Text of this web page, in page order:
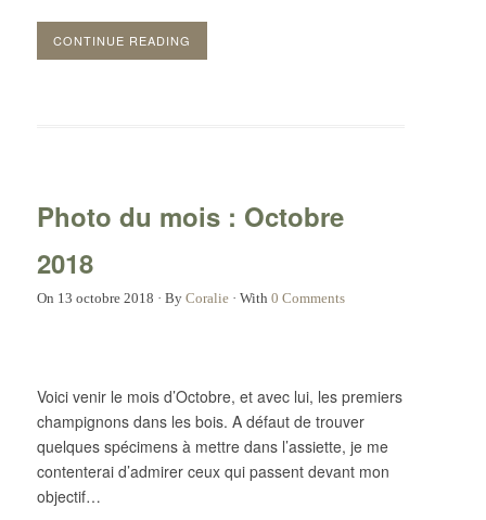
CONTINUE READING
Photo du mois : Octobre
2018
On 13 octobre 2018 · By Coralie· With 0 Comments
Voici venir le mois d’Octobre, et avec lui, les premiers
champignons dans les bois. A défaut de trouver
quelques spécimens à mettre dans l’assiette, je me
contenterai d’admirer ceux qui passent devant mon
objectif…